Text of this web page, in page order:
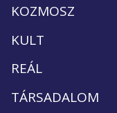
KOZMOSZ
KULT
REÁL
TÁRSADALOM